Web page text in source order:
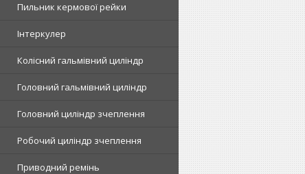
Пильник кермової рейки
Інтеркулер
Колісний гальмівний циліндр
Головний гальмівний циліндр
Головний циліндр зчеплення
Робочий циліндр зчеплення
Приводний ремінь